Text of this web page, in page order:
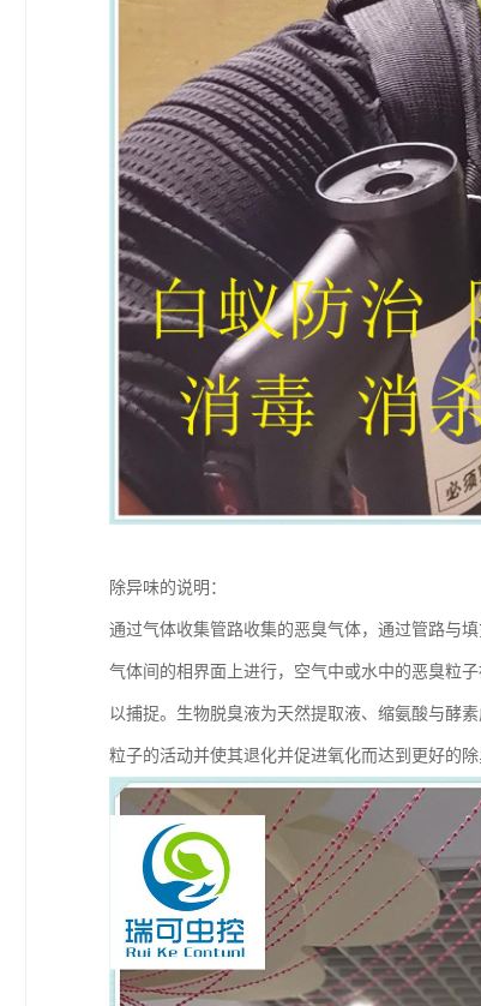
除异味的说明：
通过气体收集管路收集的恶臭气体，通过管路与
气体间的相界面上进行，空气中或水中的恶臭粒
以捕捉。生物脱臭液为天然提取液、缩氨酸与酵
粒子的活动并使其退化并促进氧化而达到更好的除